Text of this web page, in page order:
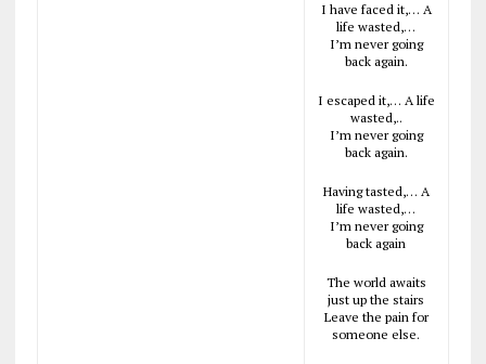
I have faced it,… A
life wasted,…
I’m never going
back again.
I escaped it,… A life
wasted,..
I’m never going
back again.
Having tasted,… A
life wasted,…
I’m never going
back again
The world awaits
just up the stairs
Leave the pain for
someone else.